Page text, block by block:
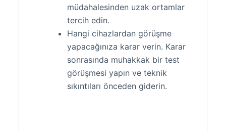
müdahalesinden uzak ortamlar
tercih edin.
Hangi cihazlardan görüşme
yapacağınıza karar verin. Karar
sonrasında muhakkak bir test
görüşmesi yapın ve teknik
sıkıntıları önceden giderin.